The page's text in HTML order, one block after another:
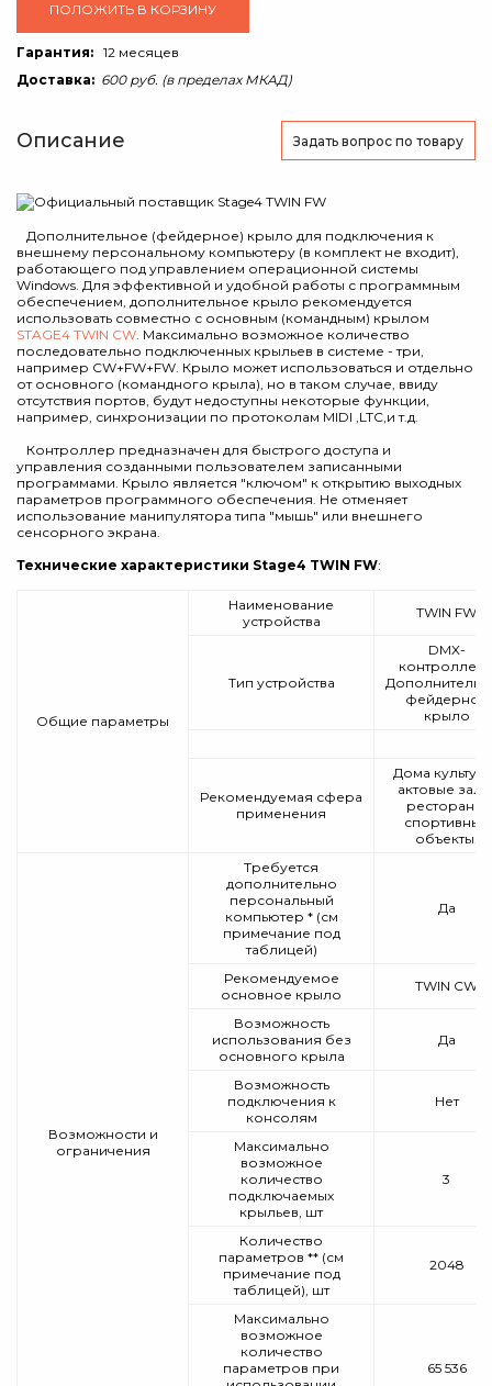
ПОЛОЖИТЬ В КОРЗИНУ
Гарантия: 12 месяцев
Доставка: 600 руб. (в пределах МКАД)
Описание Задать вопрос по товару
Дополнительное (фейдерное) крыло для подключения к
внешнему персональному компьютеру (в комплект не входит),
работающего под управлением операционной системы
Windows. Для эффективной и удобной работы с программным
обеспечением, дополнительное крыло рекомендуется
использовать совместно с основным (командным) крылом
STAGE4 TWIN CW. Максимально возможное количество
последовательно подключенных крыльев в системе - три,
например CW+FW+FW. Крыло может использоваться и отдельно
от основного (командного крыла), но в таком случае, ввиду
отсутствия портов, будут недоступны некоторые функции,
например, синхронизации по протоколам MIDI ,LTC,и т.д.
Контроллер предназначен для быстрого доступа и
управления созданными пользователем записанными
программами. Крыло является "ключом" к открытию выходных
параметров программного обеспечения. Не отменяет
использование манипулятора типа "мышь" или внешнего
сенсорного экрана.
Технические характеристики Stage4 TWIN FW:
Общие параметры
Наименование
устройства
TWIN FW
Тип устройства
DMX-
контроллер
фейдерное
крыло
Рекомендуемая сфера
применения
Дома
актовые
рестораны,
спортивные
объекты.
Возможности и
ограничения
Требуется
дополнительно
персональный
компьютер * (см
примечание под
таблицей)
Да
Рекомендуемое
основное крыло
TWIN СW
Возможность
использования без
основного крыла
Да
Возможность
подключения к
консолям
Нет
Максимально
возможное
количество
подключаемых
крыльев, шт
3
Количество
параметров ** (см
примечание под
таблицей), шт
2048
Максимально
возможное
количество
параметров при
65 536